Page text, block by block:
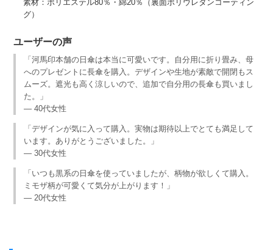
素材：ポリエステル80％・綿20％（裏面ポリウレタンコーティン
グ）
ユーザーの声
「河馬印本舗の日傘は本当に可愛いです。自分用に折り畳み、母
へのプレゼントに長傘を購入。デザインや生地が素敵で開閉もス
ムーズ。遮光も高く涼しいので、追加で自分用の長傘も買いまし
た。」
— 40代女性
「デザインが気に入って購入。実物は期待以上でとても満足して
います。ありがとうございました。」
— 30代女性
「いつも黒系の日傘を使っていましたが、柄物が欲しくて購入。
ミモザ柄が可愛くて気分が上がります！」
— 20代女性